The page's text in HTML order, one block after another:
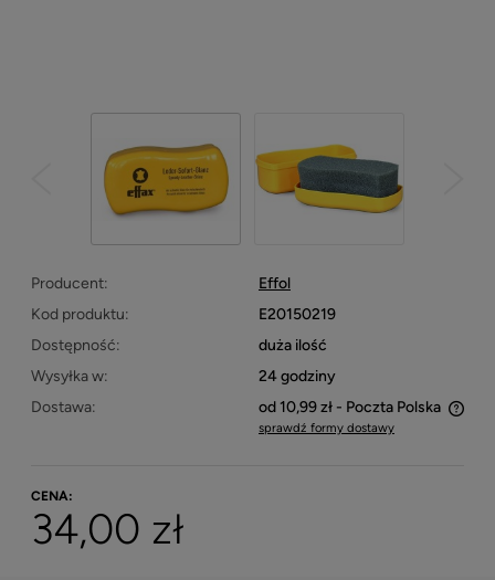
Producent:
Effol
Kod produktu:
E20150219
Dostępność:
duża ilość
Wysyłka w:
24 godziny
Dostawa:
od 10,99 zł - Poczta Polska
Cena nie zawiera ewentualnych kosztów płatności
sprawdź formy dostawy
CENA:
34,00 zł